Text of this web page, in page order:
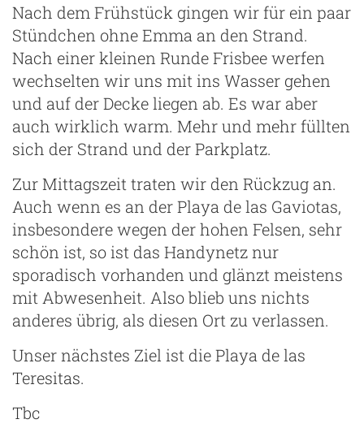
Nach dem Frühstück gingen wir für ein paar
Stündchen ohne Emma an den Strand.
Nach einer kleinen Runde Frisbee werfen
wechselten wir uns mit ins Wasser gehen
und auf der Decke liegen ab. Es war aber
auch wirklich warm. Mehr und mehr füllten
sich der Strand und der Parkplatz.
Zur Mittagszeit traten wir den Rückzug an.
Auch wenn es an der Playa de las Gaviotas,
insbesondere wegen der hohen Felsen, sehr
schön ist, so ist das Handynetz nur
sporadisch vorhanden und glänzt meistens
mit Abwesenheit. Also blieb uns nichts
anderes übrig, als diesen Ort zu verlassen.
Unser nächstes Ziel ist die Playa de las
Teresitas.
Tbc